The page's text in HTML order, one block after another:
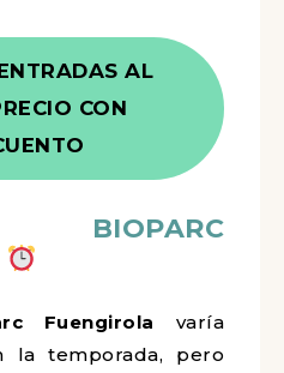
AL
CON
BIOPARC
Fuengirola varía
la temporada, pero